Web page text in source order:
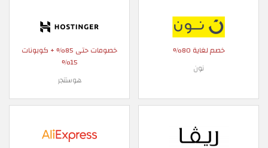
خصم لغاية 80%
نون
خصومات حتى 85% + كوبونات
15%
هوستنجر